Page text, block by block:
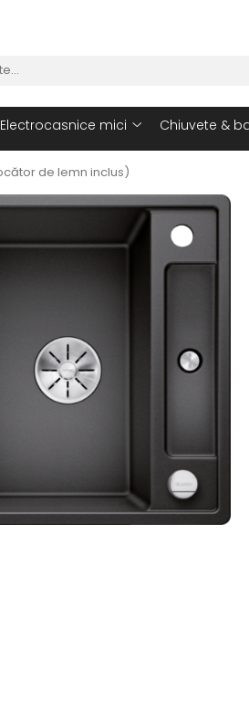
Electrocasnice mici Chiuvete &
de lemn inclus)